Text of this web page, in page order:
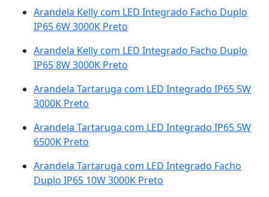
Arandela Kelly com LED Integrado Facho Duplo
IP65 6W 3000K Preto
Arandela Kelly com LED Integrado Facho Duplo
IP65 8W 3000K Preto
Arandela Tartaruga com LED Integrado IP65 5W
3000K Preto
Arandela Tartaruga com LED Integrado IP65 5W
6500K Preto
Arandela Tartaruga com LED Integrado Facho
Duplo IP65 10W 3000K Preto